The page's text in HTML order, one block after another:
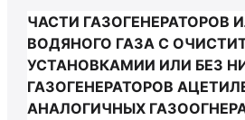
ЧАСТИ ГАЗОГЕНЕРАТОРОВ
ВОДЯНОГО ГАЗА С
УСТАНОВКАМИИ ИЛИ БЕЗ
ГАЗОГЕНЕРАТОРОВ
АНАЛОГИЧНЫХ